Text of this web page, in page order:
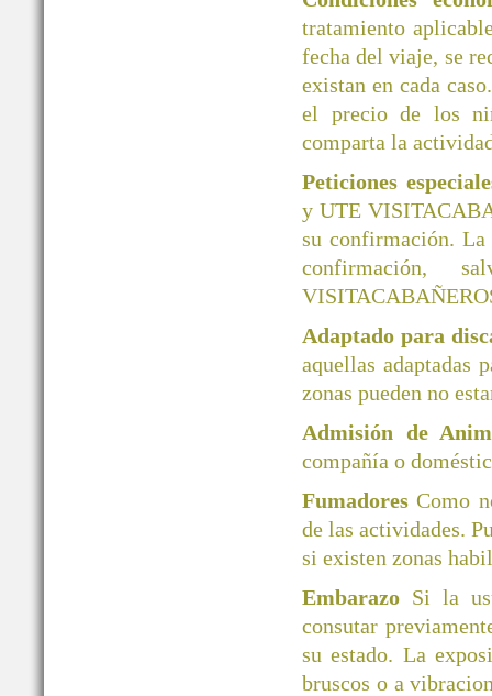
tratamiento
fecha del viaje, se
existan en cada
el precio de los
comparta la
Peticiones
y UTE
su confirmación.
confirmación,
Adaptado para
aquellas adaptadas
zonas pueden no
Admisión de
compañía o
FumadoresComo
de las actividades.
si existen zonas
Embarazo Si la
consutar
su estado. La
bruscos o a